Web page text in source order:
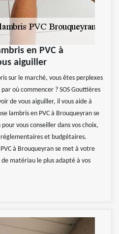
en PVC à
aiguiller
sur le marché, vous êtes perplexes
où commencer ? SOS Gouttières
de vous aiguiller, il vous aide à
lambris en PVC à Brouqueyran se
vous conseiller dans vos choix,
et budgétaires.
à Brouqueyran se met à votre
matériau le plus adapté à vos